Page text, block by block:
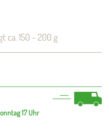
ca. 150 - 200 g
17 Uhr